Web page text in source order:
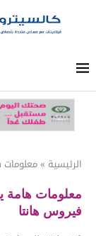
الرئيسية »
معلومات هامة
فيروس هانتا